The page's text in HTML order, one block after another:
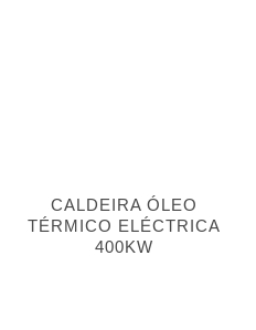
CALDEIRA ÓLEO
TÉRMICO ELÉCTRICA
400KW